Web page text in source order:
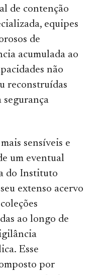
de contenção
equipes
de
acumulada ao
não
reconstruídas
segurança
sensíveis e
um eventual
do Instituto
extenso acervo
ao longo de
Esse
por